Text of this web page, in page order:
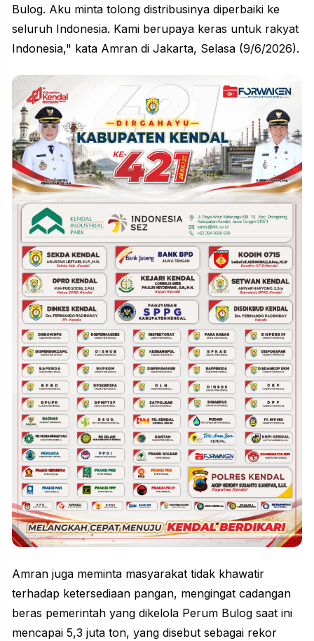
Bulog. Aku minta tolong distribusinya diperbaiki ke
seluruh Indonesia. Kami berupaya keras untuk rakyat
Indonesia," kata Amran di Jakarta, Selasa (9/6/2026).
Amran juga meminta masyarakat tidak khawatir
terhadap ketersediaan pangan, mengingat cadangan
beras pemerintah yang dikelola Perum Bulog saat ini
mencapai 5,3 juta ton, yang disebut sebagai rekor